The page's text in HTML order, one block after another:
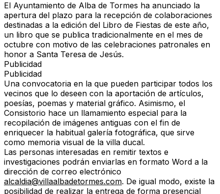
El Ayuntamiento de Alba de Tormes ha anunciado la
apertura del plazo para la recepción de colaboraciones
destinadas a la edición del Libro de Fiestas de este año,
un libro que se publica tradicionalmente en el mes de
octubre con motivo de las celebraciones patronales en
honor a Santa Teresa de Jesús.
Publicidad
Publicidad
Una convocatoria en la que pueden participar todos los
vecinos que lo deseen con la aportación de artículos,
poesías, poemas y material gráfico. Asimismo, el
Consistorio hace un llamamiento especial para la
recopilación de imágenes antiguas con el fin de
enriquecer la habitual galería fotográfica, que sirve
como memoria visual de la villa ducal.
Las personas interesadas en remitir textos e
investigaciones podrán enviarlas en formato Word a la
dirección de correo electrónico
alcaldia@villaalbadetormes.com. De igual modo, existe la
posibilidad de realizar la entrega de forma presencial